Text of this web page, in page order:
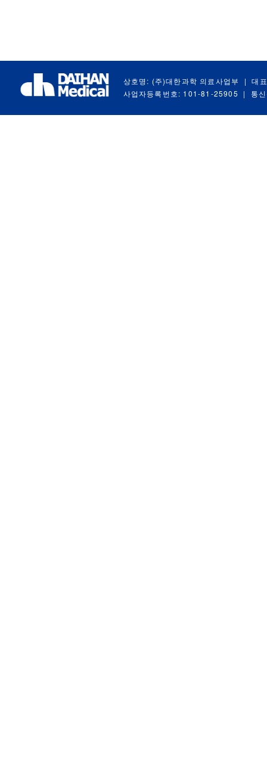
상호명: (주)대한과학 의료사업부 |
대
사업자등록번호: 101-81-25905
| 통